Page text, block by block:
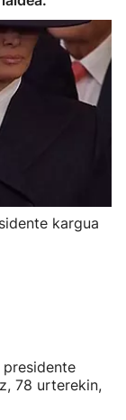
kargua
78 urterekin,